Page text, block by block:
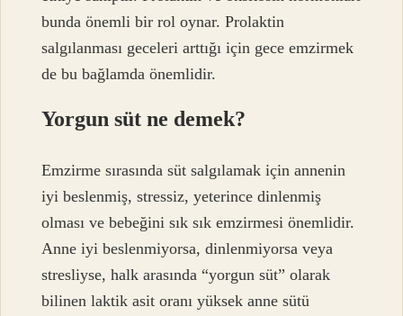
bunda önemli bir rol oynar. Prolaktin
salgılanması geceleri arttığı için gece emzirmek
de bu bağlamda önemlidir.
Yorgun süt ne demek?
Emzirme sırasında süt salgılamak için annenin
iyi beslenmiş, stressiz, yeterince dinlenmiş
olması ve bebeğini sık sık emzirmesi önemlidir.
Anne iyi beslenmiyorsa, dinlenmiyorsa veya
stresliyse, halk arasında “yorgun süt” olarak
bilinen laktik asit oranı yüksek anne sütü